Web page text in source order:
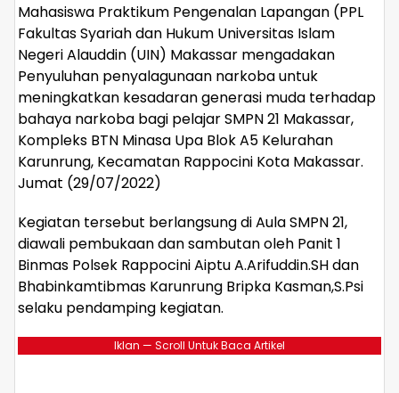
Mahasiswa Praktikum Pengenalan Lapangan (PPL
Fakultas Syariah dan Hukum Universitas Islam
Negeri Alauddin (UIN) Makassar mengadakan
Penyuluhan penyalagunaan narkoba untuk
meningkatkan kesadaran generasi muda terhadap
bahaya narkoba bagi pelajar SMPN 21 Makassar,
Kompleks BTN Minasa Upa Blok A5 Kelurahan
Karunrung, Kecamatan Rappocini Kota Makassar.
Jumat (29/07/2022)
Kegiatan tersebut berlangsung di Aula SMPN 21,
diawali pembukaan dan sambutan oleh Panit 1
Binmas Polsek Rappocini Aiptu A.Arifuddin.SH dan
Bhabinkamtibmas Karunrung Bripka Kasman,S.Psi
selaku pendamping kegiatan.
Iklan — Scroll Untuk Baca Artikel